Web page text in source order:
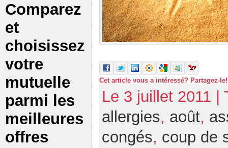
Comparez
et
choisissez
votre
mutuelle
parmi les
meilleures
offres
Cet article vous a intéressé? Partagez-le!
Le 3 juillet 2011 |
allergies, août,
congés, coup de